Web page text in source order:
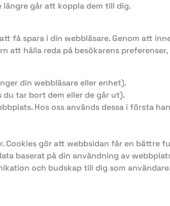
går att koppla dem till dig.
få spara i din webbläsare. Genom att
hålla reda på besökarens
din webbläsare eller enhet).
tar bort dem eller de går ut).
Hos oss används dessa i första
gör att webbsidan får en bättre
baserat på din användning av
och budskap till dig som